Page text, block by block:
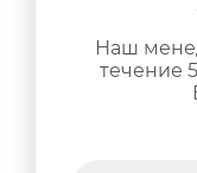
Наш
течение